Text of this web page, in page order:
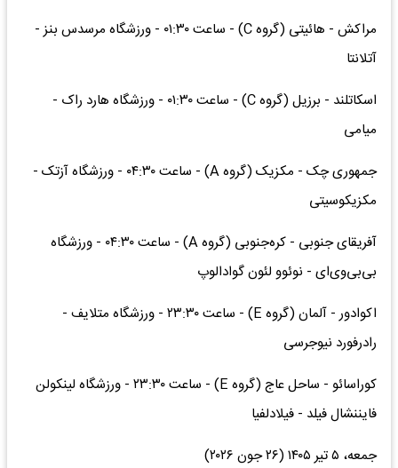
مراکش - هائیتی (گروه C) - ساعت ۰۱:۳۰ - ورزشگاه مرسدس بنز -
آتلانتا
اسکاتلند - برزیل (گروه C) - ساعت ۰۱:۳۰ - ورزشگاه هارد راک -
میامی
جمهوری چک - مکزیک (گروه A) - ساعت ۰۴:۳۰ - ورزشگاه آزتک -
مکزیکوسیتی
آفریقای جنوبی - کره‌جنوبی (گروه A) - ساعت ۰۴:۳۰ - ورزشگاه
بی‌بی‌وی‌ای - نوئوو لئون گوادالوپ
اکوادور - آلمان (گروه E) - ساعت ۲۳:۳۰ - ورزشگاه متلایف -
رادرفورد نیوجرسی
کوراسائو - ساحل عاج (گروه E) - ساعت ۲۳:۳۰ - ورزشگاه لینکولن
فایننشال فیلد - فیلادلفیا
جمعه، ۵ تیر ۱۴۰۵ (۲۶ جون ۲۰۲۶)